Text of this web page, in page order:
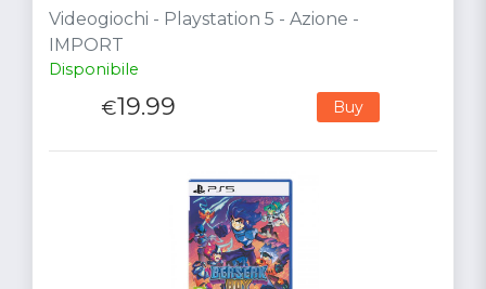
Videogiochi - Playstation 5 - Azione -
IMPORT
Disponibile
€19.99 Buy